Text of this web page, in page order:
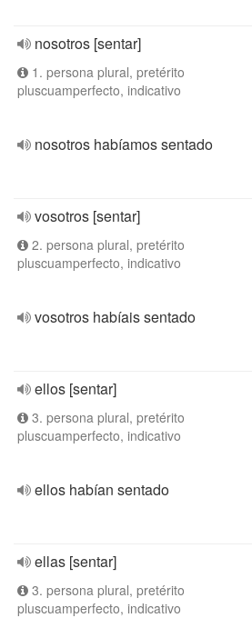
nosotros [sentar]
1. persona plural, pretérito
pluscuamperfecto, indicativo
nosotros habíamos sentado
vosotros [sentar]
2. persona plural, pretérito
pluscuamperfecto, indicativo
vosotros habíais sentado
ellos [sentar]
3. persona plural, pretérito
pluscuamperfecto, indicativo
ellos habían sentado
ellas [sentar]
3. persona plural, pretérito
pluscuamperfecto, indicativo